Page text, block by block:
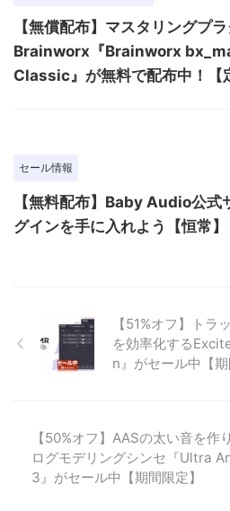
【無償配布】マスタリングプ
Brainworx『Brainworx
Classic』が無料で配布中！【
セール情報
【無料配布】Baby Audio公式
グインを手に入れよう【恒常】
【51%オフ】トラ
を効率化する
n』がセール中【期
【50%オフ】AASの太い音を作
ログモデリングシンセ『Ultra
3』がセール中【期間限定】